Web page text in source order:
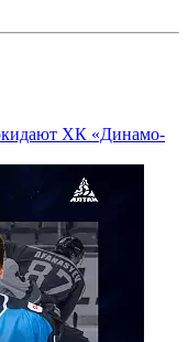
ХК «Динамо-